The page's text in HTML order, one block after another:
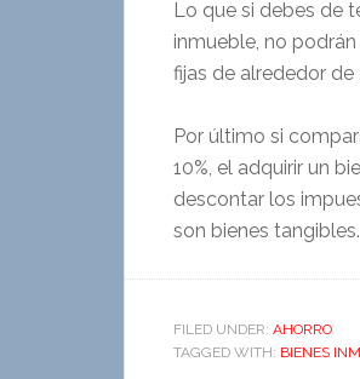
Lo que si debes de
inmueble, no
fijas de alrededor de
Por último si
10%, el adquirir un
descontar los
son bienes tangibles.
FILED UNDER: AHORRO
TAGGED WITH: BIENES